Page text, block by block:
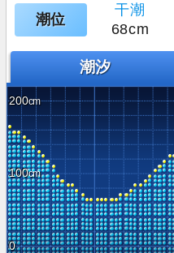
潮位
干潮
68cm
潮汐
200
100
0